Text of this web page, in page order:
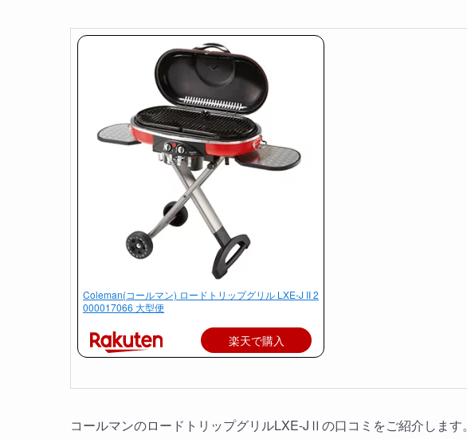
Coleman(コールマン) ロードトリップグリル LXE-J II 2
000017066 大型便
楽天で購入
コールマンのロードトリップグリルLXE-JⅡの口コミをご紹介します。